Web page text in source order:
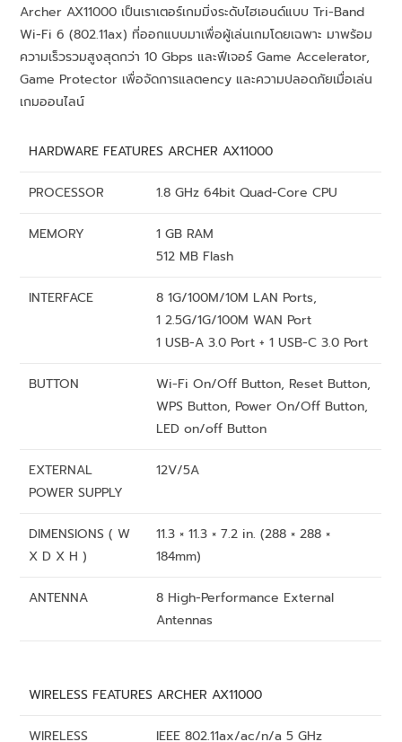
Archer AX11000 เป็นเราเตอร์เกมมิ่งระดับไฮเอนด์แบบ Tri-Band
Wi-Fi 6 (802.11ax) ที่ออกแบบมาเพื่อผู้เล่นเกมโดยเฉพาะ มาพร้อม
ความเร็วรวมสูงสุดกว่า 10 Gbps และฟีเจอร์ Game Accelerator,
Game Protector เพื่อจัดการแลตency และความปลอดภัยเมื่อเล่น
เกมออนไลน์
HARDWARE FEATURES ARCHER AX11000
PROCESSOR 1.8 GHz 64bit Quad-Core CPU
MEMORY
1 GB RAM
512 MB Flash
INTERFACE
8 1G/100M/10M LAN Ports,
1 2.5G/1G/100M WAN Port
1 USB-A 3.0 Port + 1 USB-C 3.0 Port
BUTTON
Wi-Fi On/Off Button, Reset Button,
WPS Button, Power On/Off Button,
LED on/off Button
EXTERNAL
POWER SUPPLY
12V/5A
DIMENSIONS ( W
X D X H )
11.3 × 11.3 × 7.2 in. (288 × 288 ×
184mm)
ANTENNA
8 High-Performance External
Antennas
WIRELESS FEATURES ARCHER AX11000
WIRELESS
IEEE 802.11ax/ac/n/a 5 GHz